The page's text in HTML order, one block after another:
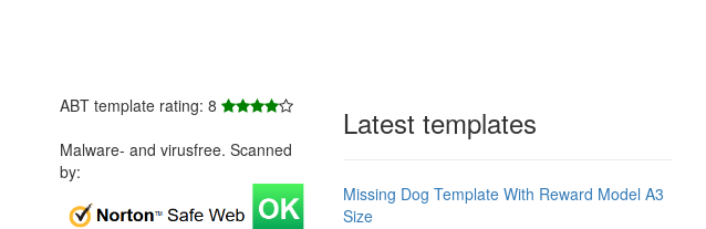
ABT template rating: 8
Malware- and virusfree. Scanned
by:
Latest templates
Missing Dog Template With Reward Model A3
Size